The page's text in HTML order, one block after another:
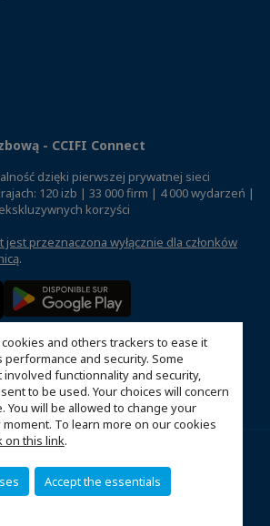
and others trackers to ease it
performance and security. Some
involved functionnality and security,
to be used. Your choices will concern
You will be allowed to change your
To learn more on our cookies
on this link.
Accept the essentials
- CCIFI Connect
dzięki pierwszej prywatnej sieci
120 izb | 33 000 firm | 4 000 wydarzeń |
korzyści
jest przeznaczona wyłącznie dla członków
.